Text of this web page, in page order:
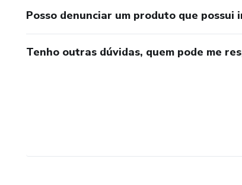
Posso denunciar um produto que possui
Tenho outras dúvidas, quem pode me